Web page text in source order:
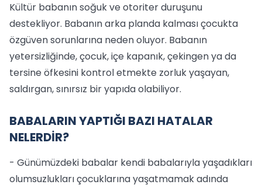
Kültür babanın soğuk ve otoriter duruşunu
destekliyor. Babanın arka planda kalması çocukta
özgüven sorunlarına neden oluyor. Babanın
yetersizliğinde, çocuk, içe kapanık, çekingen ya da
tersine öfkesini kontrol etmekte zorluk yaşayan,
saldırgan, sınırsız bir yapıda olabiliyor.
BABALARIN YAPTIĞI BAZI HATALAR
NELERDİR?
- Günümüzdeki babalar kendi babalarıyla yaşadıkları
olumsuzlukları çocuklarına yaşatmamak adında